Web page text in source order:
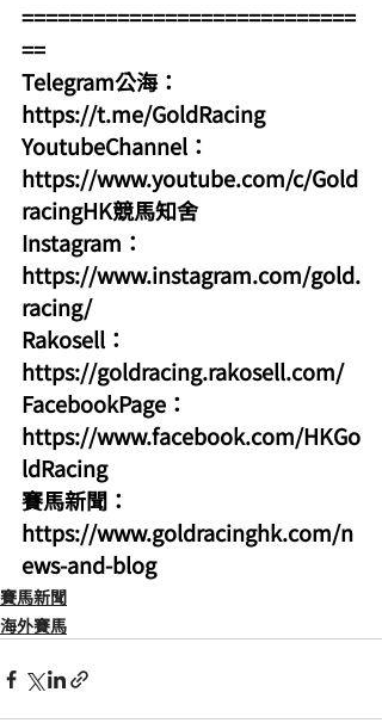
============================
==
Telegram公海：
https://t.me/GoldRacing
YoutubeChannel：
https://www.youtube.com/c/Gold
racingHK競馬知舍
Instagram：
https://www.instagram.com/gold.
racing/
Rakosell：
https://goldracing.rakosell.com/
FacebookPage：
https://www.facebook.com/HKGo
ldRacing
賽馬新聞：
https://www.goldracinghk.com/n
ews-and-blog
賽馬新聞
海外賽馬